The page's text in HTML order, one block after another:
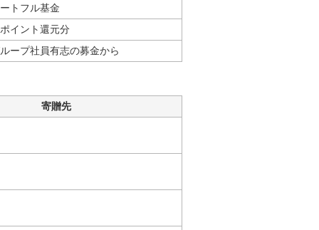
トフル基金
イント還元分
ープ社員有志の募金から
寄贈先